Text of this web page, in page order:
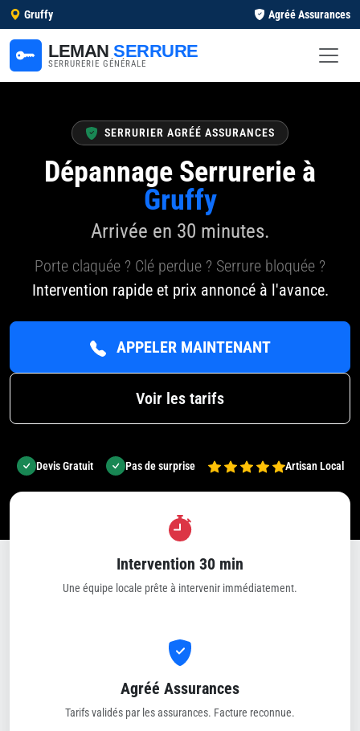
Gruffy Agréé Assurances
LEMAN SERRURE
SERRURERIE GÉNÉRALE
SERRURIER AGRÉÉ ASSURANCES
Dépannage Serrurerie à
Gruffy
Arrivée en 30 minutes.
Porte claquée ? Clé perdue ? Serrure bloquée ?
Intervention rapide et prix annoncé à l'avance.
APPELER MAINTENANT
Voir les tarifs
Devis Gratuit Pas de surprise Artisan Local
Intervention 30 min
Une équipe locale prête à intervenir immédiatement.
Agréé Assurances
Tarifs validés par les assurances. Facture reconnue.